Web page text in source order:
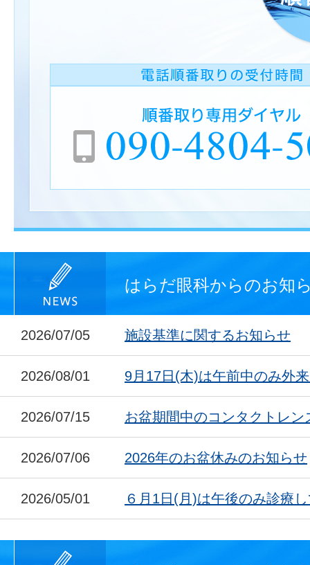
はらだ眼科からのお知
2026/07/05 施設基準に関するお知らせ
2026/08/01 9月17日(木)は午前中のみ外
2026/07/15 お盆期間中のコンタクトレン
2026/07/06 2026年のお盆休みのお知らせ
2026/05/01 ６月1日(月)は午後のみ診療